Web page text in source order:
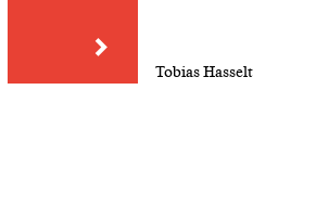
Tobias Hasselt